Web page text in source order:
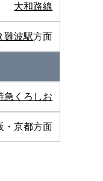
大和路線
難波駅方面
急くろしお
・京都方面